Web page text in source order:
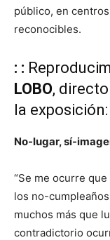
público, en
reconocibles.
: :
LOBO,
la exposición:
No-lugar, sí-
“Se me ocurre
los no-
muchos más que
contradictorio